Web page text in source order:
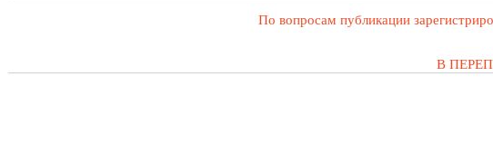
По вопросам публикации
В